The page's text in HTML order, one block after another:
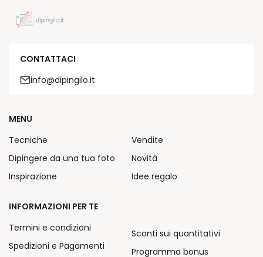
CONTATTACI
info@dipingilo.it
MENU
Tecniche
Dipingere da una tua foto
Inspirazione
Vendite
Novità
Idee regalo
INFORMAZIONI PER TE
Termini e condizioni
Spedizioni e Pagamenti
Sconti sui quantitativi
Programma bonus